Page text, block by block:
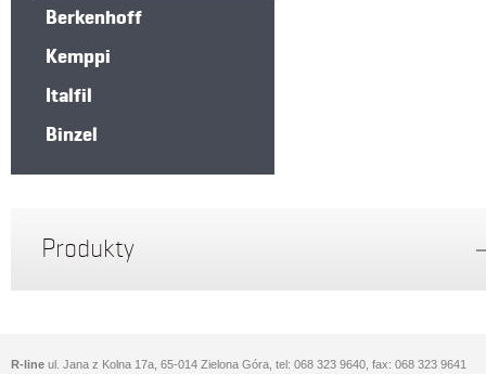
Berkenhoff
Kemppi
Italfil
Binzel
Produkty
R-line ul. Jana z Kolna 17a, 65-014 Zielona Góra, tel: 068 323 9640, fax: 068 323 9641